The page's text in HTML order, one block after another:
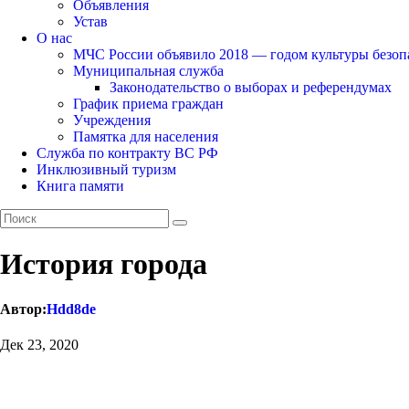
Объявления
Устав
О нас
МЧС России объявило 2018 — годом культуры
Муниципальная служба
Законодательство о выборах и референдумах
График приема граждан
Учреждения
Памятка для населения
Служба по контракту ВС РФ
Инклюзивный туризм
Книга памяти
История города
Автор:Hdd8de
Дек 23, 2020